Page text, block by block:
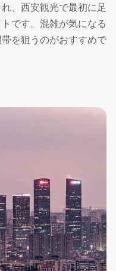
、西安観光で最初に足
です。混雑が気になる
を狙うのがおすすめで